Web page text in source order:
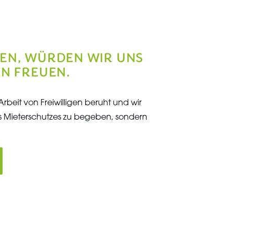
WÜRDEN WIR UNS
FREUEN.
von Freiwilligen beruht und wir
Mieterschutzes zu begeben, sondern